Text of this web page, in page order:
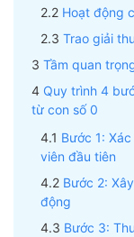
Hoạt động
Trao giải
Tầm quan
Quy trình 4
từ con số 0
Bước 1:
viên đầu tiên
Bước 2:
động
Bước 3: